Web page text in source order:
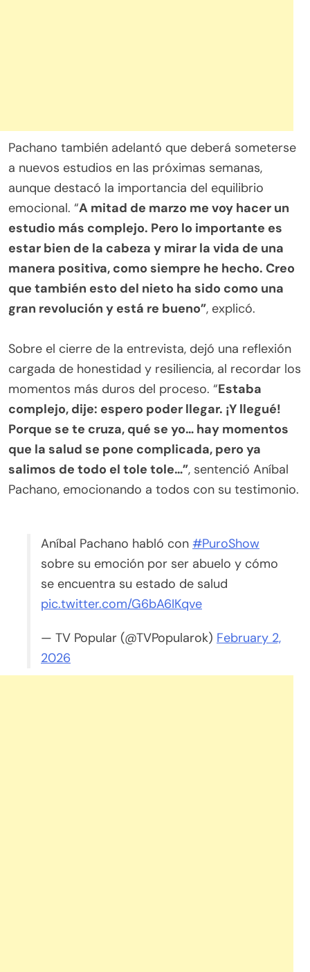
Pachano también adelantó que deberá someterse
a nuevos estudios en las próximas semanas,
aunque destacó la importancia del equilibrio
emocional. “A mitad de marzo me voy hacer un
estudio más complejo. Pero lo importante es
estar bien de la cabeza y mirar la vida de una
manera positiva, como siempre he hecho. Creo
que también esto del nieto ha sido como una
gran revolución y está re bueno”, explicó.
Sobre el cierre de la entrevista, dejó una reflexión
cargada de honestidad y resiliencia, al recordar los
momentos más duros del proceso. “Estaba
complejo, dije: espero poder llegar. ¡Y llegué!
Porque se te cruza, qué se yo… hay momentos
que la salud se pone complicada, pero ya
salimos de todo el tole tole…”, sentenció Aníbal
Pachano, emocionando a todos con su testimonio.
Aníbal Pachano habló con #PuroShow
sobre su emoción por ser abuelo y cómo
se encuentra su estado de salud
pic.twitter.com/G6bA6IKqve
— TV Popular (@TVPopularok) February 2,
2026